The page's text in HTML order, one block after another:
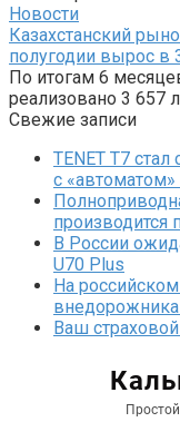
Новости
Казахстанский
полугодии вырос в
По итогам 6
реализовано 3 657
Свежие записи
TENET T7
с
производится
В России
U70 Plus
На
внедорожника
Ваш страховой